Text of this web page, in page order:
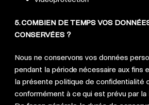
5. COMBIEN DE TEMPS VOS
CONSERVÉES ?
Nous ne conservons vos données
pendant la période nécessaire aux fins
la présente politique de confidentialité
conformément à ce qui est prévu par la